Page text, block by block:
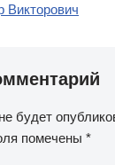
Викторович
будет
помечены *